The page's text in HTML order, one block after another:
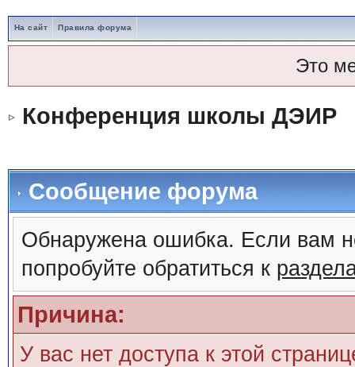
На сайт Правила форума
Это
Конференция школы ДЭИР
Сообщение форума
Обнаружена ошибка. Если вам
попробуйте обратиться к
Причина:
У вас нет доступа к этой